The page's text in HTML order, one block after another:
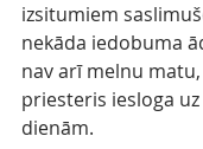
izsitumiem
nekāda iedobuma
nav arī melnu
priesteris iesloga
dienām.